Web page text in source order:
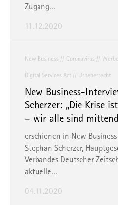
Zugang…
11.12.2020
New Business Coronavirus
Digital Services Act Urheberrecht
New Business-
Scherzer: „Die Krise
– wir alle sind
erschienen in New Business
Stephan Scherzer,
Verbandes Deutscher
aktuelle…
04.11.2020